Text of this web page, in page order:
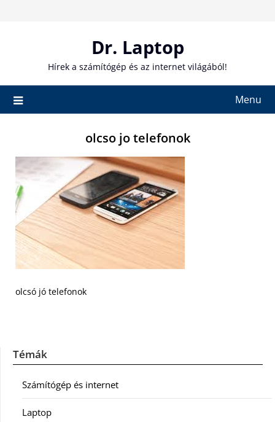
Dr. Laptop
Hírek a számítógép és az internet világából!
Menu
olcso jo telefonok
olcsó jó telefonok
Témák
Számítógép és internet
Laptop